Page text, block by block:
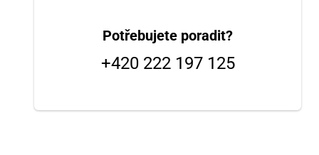
Potřebujete poradit?
+420 222 197 125